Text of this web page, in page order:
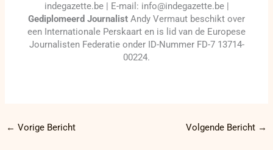
indegazette.be | E-mail: info@indegazette.be |
Gediplomeerd Journalist Andy Vermaut beschikt over
een Internationale Perskaart en is lid van de Europese
Journalisten Federatie onder ID-Nummer FD-7 13714-
00224.
← Vorige Bericht Volgende Bericht →